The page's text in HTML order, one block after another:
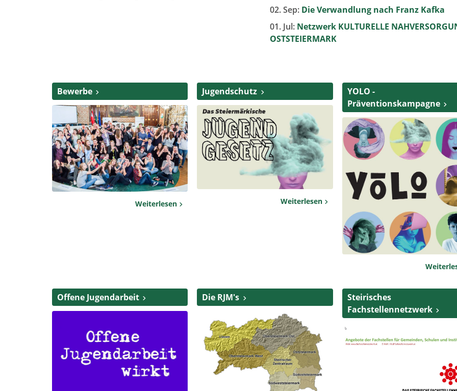
02. Sep: Die Verwandlung nach Franz Kafka
01. Jul: Netzwerk KULTURELLE
OSTSTEIERMARK
Bewerbe
Weiterlesen
Jugendschutz
Weiterlesen
YOLO -
Präventionskampagne
Offene Jugendarbeit Die RJM's
Steirisches
Fachstellennetzwerk